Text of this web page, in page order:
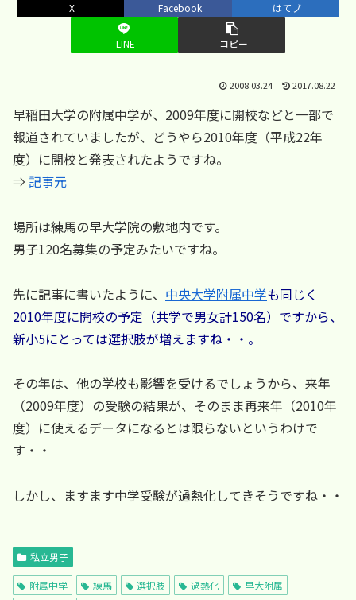
X Facebook はてブ
LINE コピー
2008.03.24 2017.08.22
早稲田大学の附属中学が、2009年度に開校などと一部で
報道されていましたが、どうやら2010年度（平成22年
度）に開校と発表されたようですね。
⇒記事元
場所は練馬の早大学院の敷地内です。
男子120名募集の予定みたいですね。
先に記事に書いたように、 中央大学附属中学も同じく
2010年度に開校の予定（共学で男女計150名）ですから、
新小5にとっては選択肢が増えますね・・。
その年は、他の学校も影響を受けるでしょうから、来年
（2009年度）の受験の結果が、そのまま再来年（2010年
度）に使えるデータになるとは限らないというわけで
す・・
しかし、ますます中学受験が過熱化してきそうですね・・
私立男子
附属中学 練馬 選択肢 過熱化
早大附属